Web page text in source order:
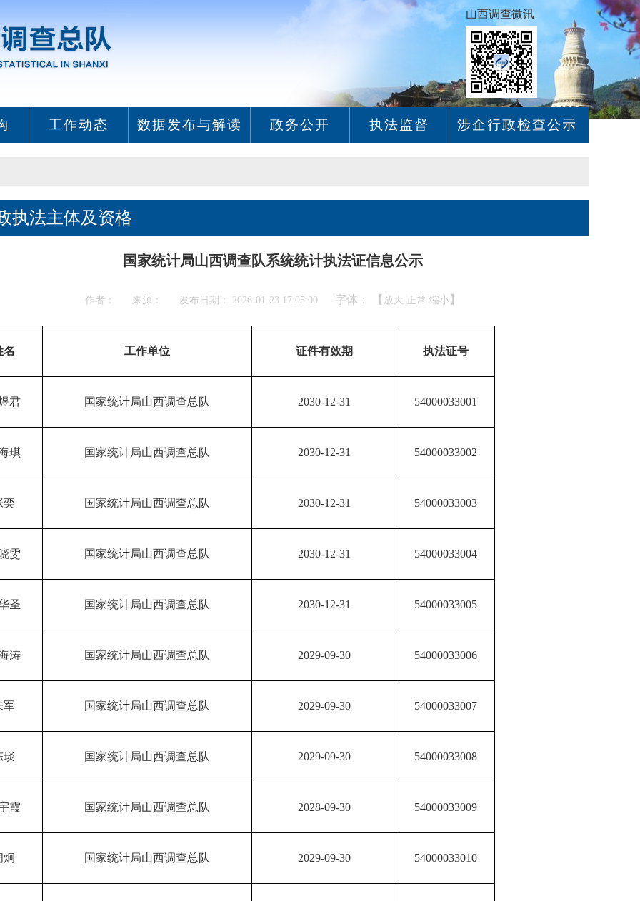
山西调查微讯
工作动态 数据发布与解读 政务公开 执法监督 涉企行政检查公示
执法主体及资格
国家统计局山西调查队系统统计执法证信息公示
作者： 来源： 发布日期： 2026-01-23 17:05:00 字体： 【 放大 正常 缩小】
名 工作单位 证件有效期 执法证号
君 国家统计局山西调查总队 2030-12-31 54000033001
琪 国家统计局山西调查总队 2030-12-31 54000033002
奕 国家统计局山西调查总队 2030-12-31 54000033003
雯 国家统计局山西调查总队 2030-12-31 54000033004
圣 国家统计局山西调查总队 2030-12-31 54000033005
涛 国家统计局山西调查总队 2029-09-30 54000033006
军 国家统计局山西调查总队 2029-09-30 54000033007
琰 国家统计局山西调查总队 2029-09-30 54000033008
霞 国家统计局山西调查总队 2028-09-30 54000033009
炯 国家统计局山西调查总队 2029-09-30 54000033010